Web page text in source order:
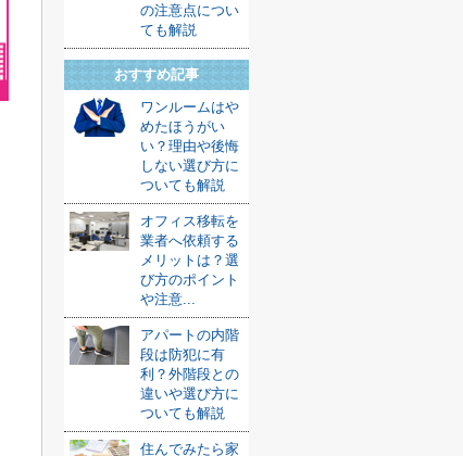
の注意点につい
ても解説
おすすめ記事
ワンルームはや
めたほうがい
い？理由や後悔
しない選び方に
ついても解説
オフィス移転を
業者へ依頼する
メリットは？選
び方のポイント
や注意...
アパートの内階
段は防犯に有
利？外階段との
違いや選び方に
ついても解説
住んでみたら家